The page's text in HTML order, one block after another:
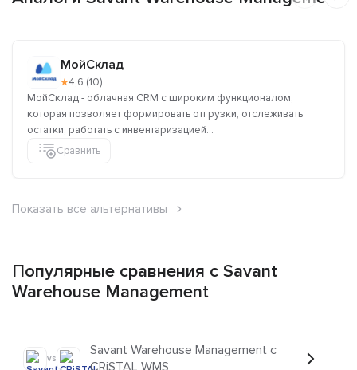
МойСклад
★4,6 (10)
МойСклад - облачная CRM с широким функционалом,
которая позволяет формировать отгрузки, отслеживать
остатки, работать с инвентаризацией...
Сравнить
Показать все альтернативы
Популярные сравнения с Savant
Warehouse Management
vs
Savant Warehouse Management с
CRiSTAL WMS